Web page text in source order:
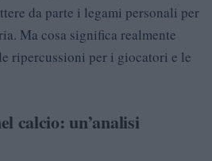
da parte i legami personali per
Ma cosa significa realmente
ripercussioni per i giocatori e le
calcio: un’analisi